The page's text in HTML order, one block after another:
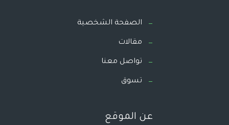
الصفحة الشخصية
مقالات
تواصل معنا
تسوق
عن الموقع